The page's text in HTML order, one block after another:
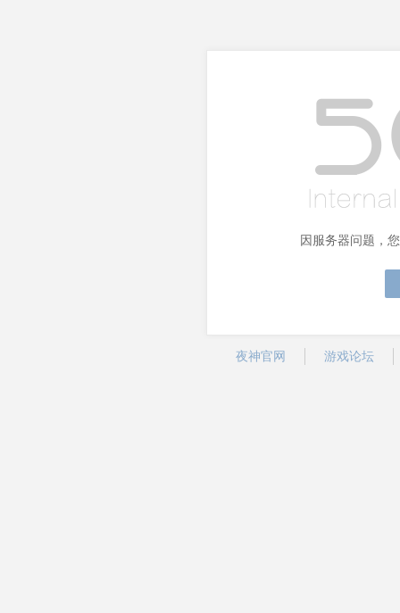
因服务器问题，
夜神官网 游戏论坛